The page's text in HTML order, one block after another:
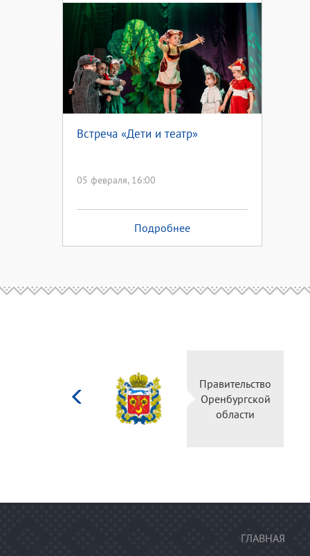
Встреча «Дети и театр»
05 февраля, 16:00
Подробнее
Правительство
Оренбургской
области
ГЛАВНАЯ